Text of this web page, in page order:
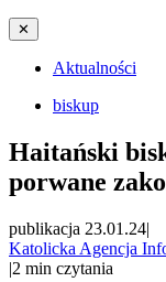
✕
Aktualności
biskup
Haitański
porwane
publikacja 23.01.24|
Katolicka Agencja
|2 min czytania